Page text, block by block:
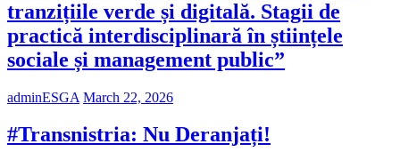
tranzițiile verde și digitală. Stagii de
practică interdisciplinară în științele
sociale și management public”
adminESGA March 22, 2026
#Transnistria: Nu Deranjați!